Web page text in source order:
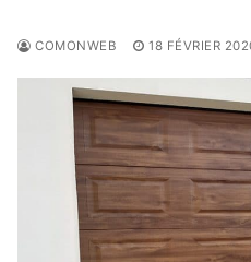
COMONWEB 18 FÉVRIER